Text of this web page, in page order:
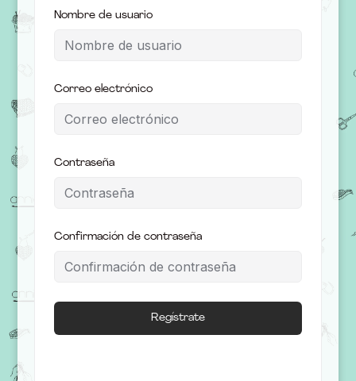
Nombre de usuario
Correo electrónico
Contraseña
Confirmación de contraseña
Regístrate